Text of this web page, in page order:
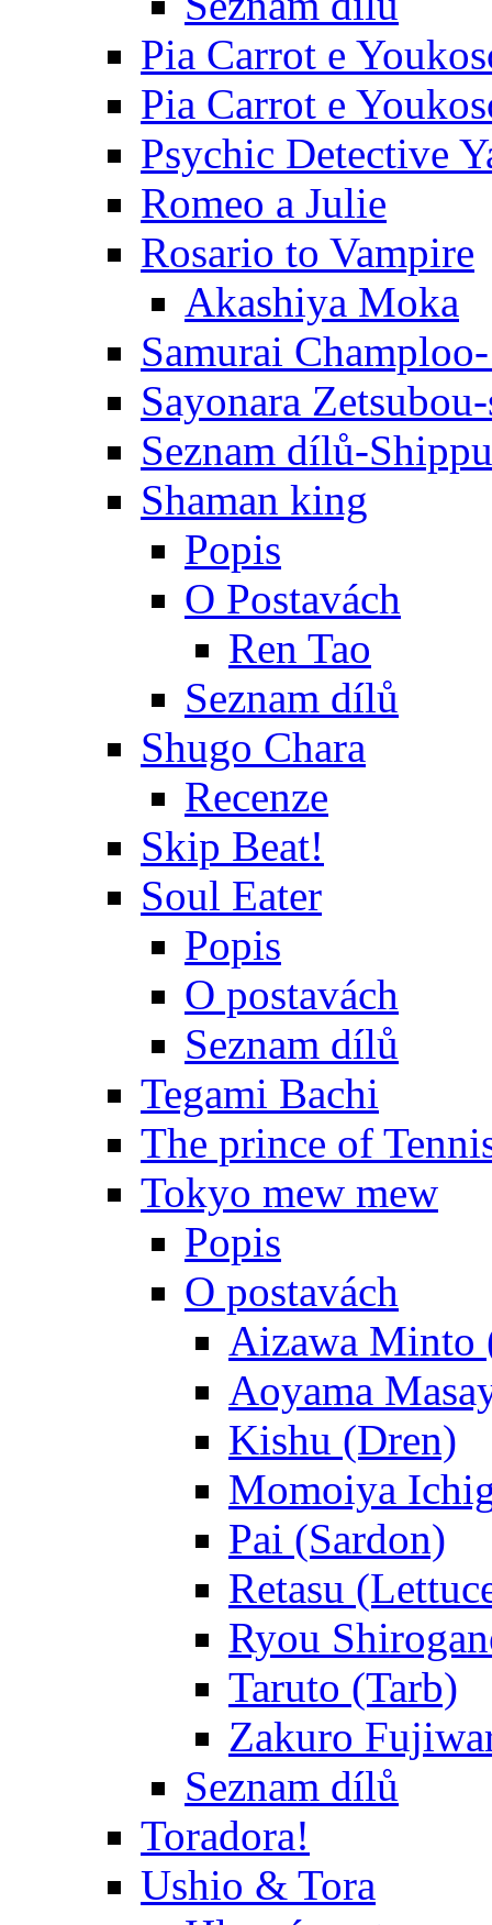
Pia Carrot e
Pia Carrot e
Psychic Detective
Romeo a Julie
Rosario to Vampire
Akashiya Moka
Samurai
Sayonara
Seznam dílů-
Shaman king
Popis
O Postavách
Ren Tao
Seznam dílů
Shugo Chara
Recenze
Skip Beat!
Soul Eater
Popis
O postavách
Seznam dílů
Tegami Bachi
The prince of
Tokyo mew mew
Popis
O postavách
Aizawa Minto
Aoyama
Kishu (Dren)
Momoiya
Pai (Sardon)
Retasu
Ryou
Taruto (Tarb)
Zakuro
Seznam dílů
Toradora!
Ushio & Tora